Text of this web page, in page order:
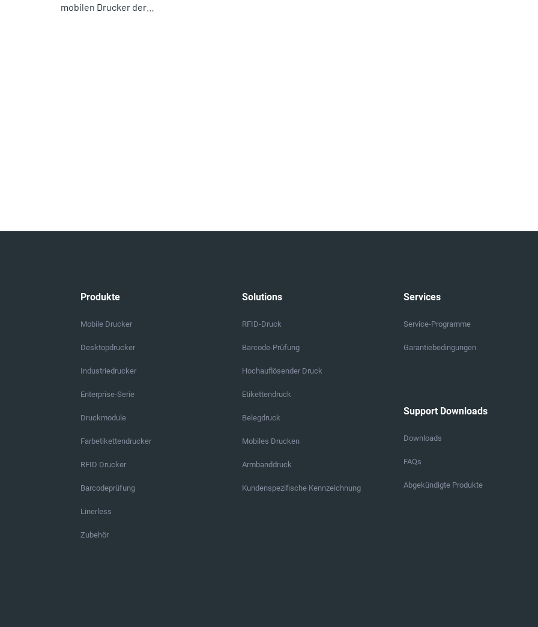
mobilen Drucker der…
Produkte
Mobile Drucker
Desktopdrucker
Industriedrucker
Enterprise-Serie
Druckmodule
Farbetikettendrucker
RFID Drucker
Barcodeprüfung
Linerless
Zubehör
Solutions
RFID-Druck
Barcode-Prüfung
Hochauflösender Druck
Etikettendruck
Belegdruck
Mobiles Drucken
Armbanddruck
Kundenspezifische Kennzeichnung
Services
Service-Programme
Garantiebedingungen
Support Downloads
Downloads
FAQs
Abgekündigte Produkte